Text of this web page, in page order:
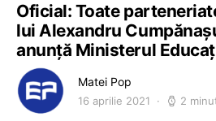
Oficial: Toate
lui Alexandru
anunță Ministerul
Matei Pop
16 aprilie 2021 2